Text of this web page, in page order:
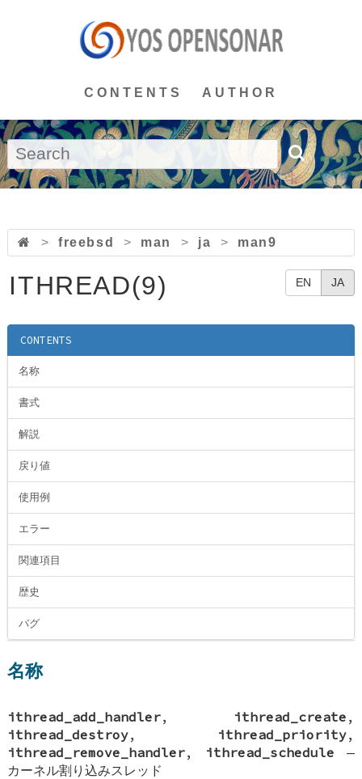
CONTENTS AUTHOR
> freebsd > man > ja > man9
EN JA
ITHREAD(9)
CONTENTS
名称
書式
解説
戻り値
使用例
エラー
関連項目
歴史
バグ
名称
ithread_add_handler, ithread_create ,
ithread_destroy, ithread_priority,
ithread_remove_handler, ithread_schedule —
カーネル割り込みスレッド